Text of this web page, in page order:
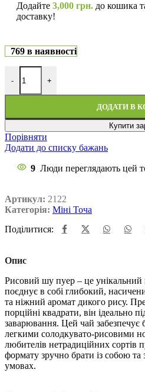
Додайте 3,000 грн. до кошика
доставку!
769 в наявності
- +
ДОДАТИ В
Купити
Порівняти
Додати до списку бажань
9 Люди переглядають цей
Артикул: 2122
Категорія: Міні Точа
Поділитися:
Опис
Рисовий шу пуер – це
поєднує в собі глибокий,
та ніжний аромат дикого рису.
порційні квадрати, він ідеально
заварювання. Цей чай забезпечує
легкими солодкувато-рисовими
любителів нетрадиційних сортів
формату зручно брати із собою та
умовах.